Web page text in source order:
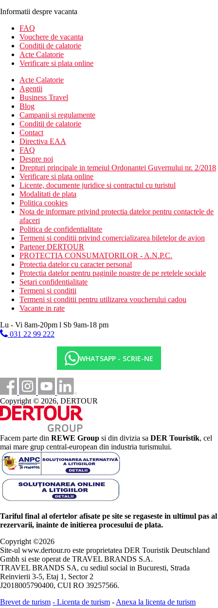
Informatii despre vacanta
FAQ
Vouchere de vacanta
Conditii de calatorie
Acte Calatorie
Verificare si plata online
Acte Calatorie
Agentii
Business Travel
Blog
Campanii si regulamente
Conditii de calatorie
Contact
Directiva EAA
FAQ
Despre noi
Drepturi principale in temeiul Ordonantei Guvernului nr. 2/2018
Verificare si plata online
Licente, documente juridice si contractul cu turistul
Modalitati de plata
Politica cookies
Nota de informare privind protectia datelor pentru contactele de
afaceri
Politica de confidentialitate
Termeni si conditii privind comercializarea biletelor de avion
Partener DERTOUR
PROTECTIA CONSUMATORILOR - A.N.P.C.
Protectia datelor cu caracter personal
Protectia datelor pentru paginile noastre de pe retelele sociale
Setari confidentialitate
Termeni si conditii
Termeni si conditii pentru utilizarea voucherului cadou
Vacante in rate
Lu - Vi 8am-20pm l Sb 9am-18 pm
031 22 99 222
WHATSAPP - SCRIE-NE
Copyright © 2026, DERTOUR
Facem parte din REWE Group si din divizia sa DER Touristik, cel
mai mare grup central-european din industria turismului.
Tariful final al ofertelor afisate pe site se regaseste in ultimul pas al
rezervarii, inainte de initierea procesului de plata.
Copyright ©2026
Site-ul www.dertour.ro este proprietatea DER Touristik Deutschland
Gmbh si este operat de TRAVEL BRANDS S.A.
TRAVEL BRANDS SA, cu sediul social in Bucuresti, Strada
Reinvierii 3-5, Etaj 1, Sector 2
J2018005790400, CUI RO 39257566.
Brevet de turism - Licenta de turism - Anexa la licenta de turism